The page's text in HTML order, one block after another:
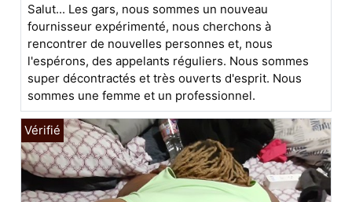
Salut... Les gars, nous sommes un nouveau
fournisseur expérimenté, nous cherchons à
rencontrer de nouvelles personnes et, nous
l'espérons, des appelants réguliers. Nous sommes
super décontractés et très ouverts d'esprit. Nous
sommes une femme et un professionnel.